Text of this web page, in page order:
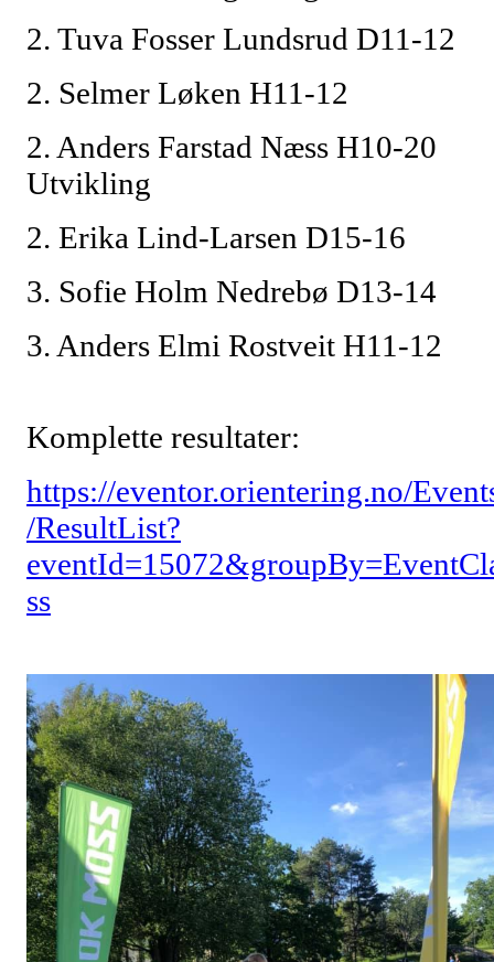
2. Tuva Fosser Lundsrud D11-12
2. Selmer Løken H11-12
2. Anders Farstad Næss H10-20
Utvikling
2. Erika Lind-Larsen D15-16
3. Sofie Holm Nedrebø D13-14
3. Anders Elmi Rostveit H11-12
Komplette resultater:
https://eventor.orientering.no/
/ResultList?
ss